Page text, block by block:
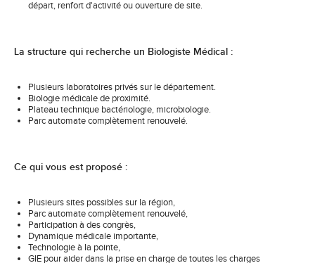
départ, renfort d'activité ou ouverture de site.
La structure qui recherche un Biologiste Médical :
Plusieurs laboratoires privés sur le département.
Biologie médicale de proximité.
Plateau technique bactériologie, microbiologie.
Parc automate complètement renouvelé.
Ce qui vous est proposé :
Plusieurs sites possibles sur la région,
Parc automate complètement renouvelé,
Participation à des congrès,
Dynamique médicale importante,
Technologie à la pointe,
GIE pour aider dans la prise en charge de toutes les charges